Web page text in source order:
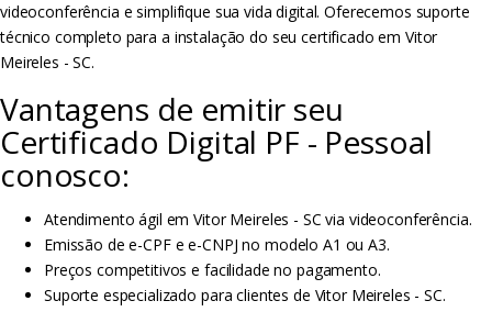
videoconferência e simplifique sua vida digital. Oferecemos suporte
técnico completo para a instalação do seu certificado em Vitor
Meireles - SC.
Vantagens de emitir seu
Certificado Digital PF - Pessoal
conosco:
Atendimento ágil em Vitor Meireles - SC via videoconferência.
Emissão de e-CPF e e-CNPJ no modelo A1 ou A3.
Preços competitivos e facilidade no pagamento.
Suporte especializado para clientes de Vitor Meireles - SC.